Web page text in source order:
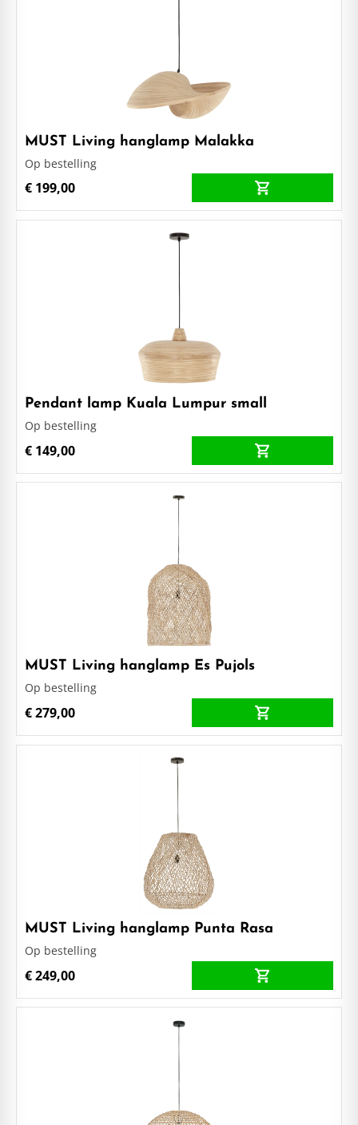
MUST Living hanglamp Malakka
Op bestelling
€ 199,00
Pendant lamp Kuala Lumpur small
Op bestelling
€ 149,00
MUST Living hanglamp Es Pujols
Op bestelling
€ 279,00
MUST Living hanglamp Punta Rasa
Op bestelling
€ 249,00